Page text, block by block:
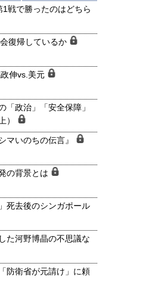
戦で勝ったのはどちら
復帰しているか
伸vs.美元
「政治」「安全保障」
）
いのちの伝言』
の背景とは
死去後のシンガポール
た河野博晶の不思議な
防衛省が元請け」に頼